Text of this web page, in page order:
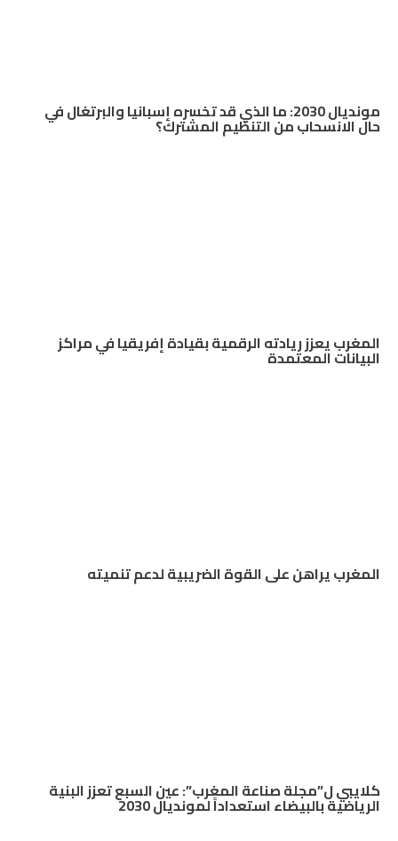
مونديال 2030: ما الذي قد تخسره إسبانيا والبرتغال في
حال الانسحاب من التنظيم المشترك؟
المغرب يعزز ريادته الرقمية بقيادة إفريقيا في مراكز
البيانات المعتمدة
المغرب يراهن على القوة الضريبية لدعم تنميته
كلايبي ل”مجلة صناعة المغرب”: عين السبع تعزز البنية
الرياضية بالبيضاء استعداداً لمونديال 2030